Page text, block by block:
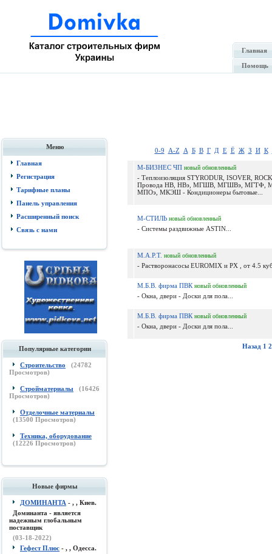
Главная
Помощь
Меню
Главная
Регистрация
Тарифные планы
Панель управления
Расширенный поиск
Связь с нами
Популярные категории
Строительство (24782
Просмотров)
Стройматериалы (16426
Просмотров)
Отделочные материалы
(13500 Просмотров)
Техника, оборудование
(12226 Просмотров)
Новые фирмы
ДОМИНАНТА - , , Киев.
Доминанта - является
надежным глобальным
поставщик
(03-18-2022)
Гефест Плюс - , , Одесса.
0-9 A-Z А Б В Г Д Е Ё Ж З И К
М-БИЗНЕС ЧП новый обновленный
- Теплоизоляция STYRODUR, ISOVER,
Провода НВ, НВэ, МГШВ, МГШВэ, МГТФ,
МПОэ, МКЭШ - Кондиционеры бытовые...
М-СТИЛЬ новый обновленный
- Системы раздвижные ASTIN...
М.А.Р.Т. новый обновленный
- Растворонасосы EUROMIX и PX , от 4.5
М.Б.В. фирма ПВК новый обновленный
- Окна, двери - Доски для пола...
М.Б.В. фирма ПВК новый обновленный
- Окна, двери - Доски для пола...
Назад 1 2